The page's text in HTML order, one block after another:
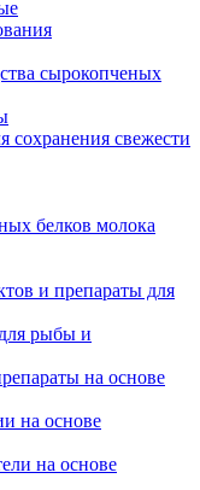
сырокопченых
сохранения свежести
белков молока
и препараты для
рыбы и
на основе
на основе
на основе